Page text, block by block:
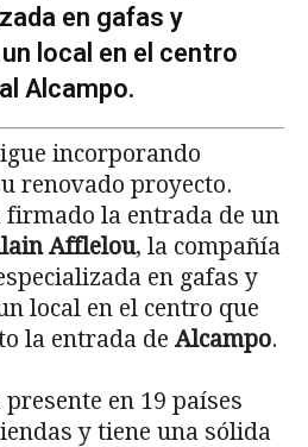
en gafas y
local en el centro
Alcampo.
incorporando
renovado proyecto.
firmado la entrada de un
Afflelou, la compañía
en gafas y
local en el centro que
la entrada de Alcampo.
en 19 países
y tiene una sólida